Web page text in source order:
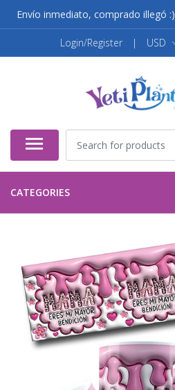
Envío inmediato, comprado illegó :)
Login/Register | USD
CATEGORIES